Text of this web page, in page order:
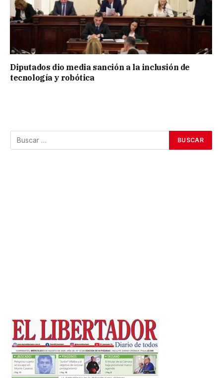
Diputados dio media sanción a la inclusión de
tecnología y robótica